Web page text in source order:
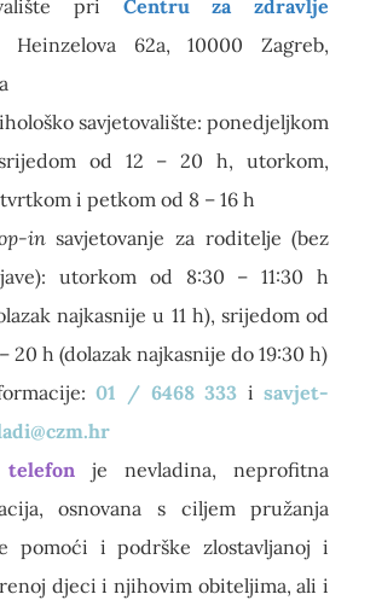
pri Centru za zdravlje
Heinzelova 62a, 10000 Zagreb,
savjetovalište: ponedjeljkom
od 12 – 20 h, utorkom,
i petkom od 8 – 16 h
insavjetovanje za roditelje (bez
utorkom od 8:30 – 11:30 h
najkasnije u 11 h), srijedom od
– 20 h (dolazak najkasnije do 19:30 h)
01 / 6468 333 isavjet-
je nevladina, neprofitna
osnovana s ciljem pružanja
pomoći i podrške zlostavljanoj i
djeci i njihovim obiteljima, ali i